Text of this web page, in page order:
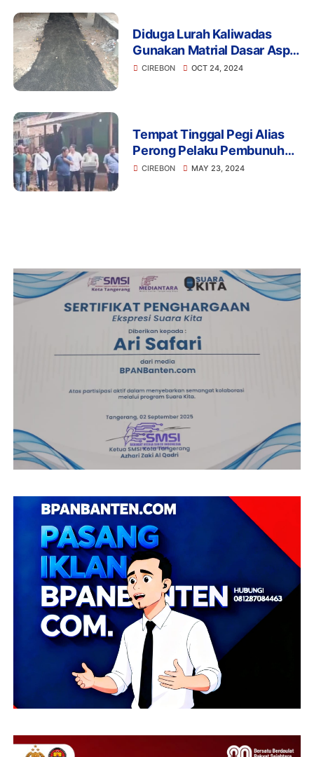
Diduga Lurah Kaliwadas
Gunakan Matrial Dasar Aspal
Bekas
CIREBON OCT 24, 2024
Tempat Tinggal Pegi Alias
Perong Pelaku Pembunuhan
Vina dan Eki di Cirebon
CIREBON MAY 23, 2024